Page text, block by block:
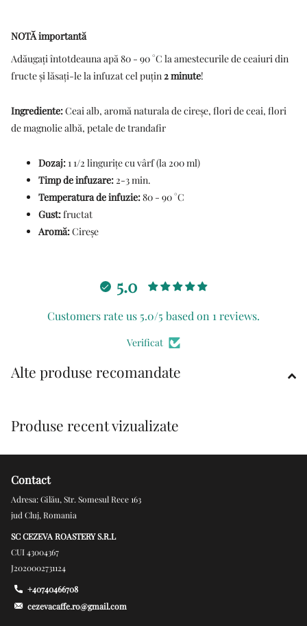
NOTĂ importantă
Adăugați întotdeauna apă 80 - 90 °C la amestecurile de ceaiuri din
fructe și lăsați-le la infuzat cel puțin2 minute!
Ingrediente:Ceai alb, aromă naturala de cireșe, flori de ceai, flori
de magnolie albă, petale de trandafir
Dozaj:1 1/2 lingurițe cu vârf (la 200 ml)
Timp de infuzare: 2-3 min.
Temperatura de infuzie:80 - 90 °C
Gust:fructat
Aromă:Cireșe
5.0
Customers rate us 5.0/5 based on 1 reviews.
Verificat
Alte produse recomandate
Produse recent vizualizate
Contact
Adresa: Gilău, Str. Somesul Rece 163
jud Cluj, Romania
SC CEZEVA ROASTERY S.R.L
CUI 43004367
J2020002731124
+40740466708
cezevacaffe.ro@gmail.com